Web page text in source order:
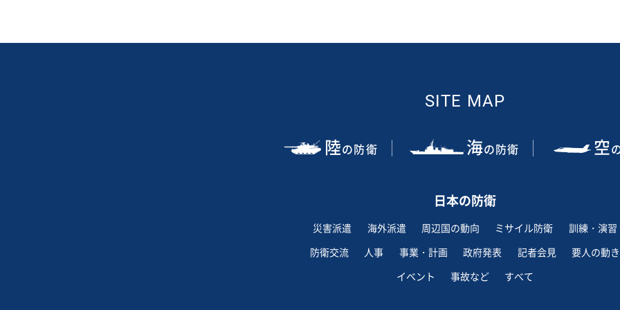
SITE MAP
陸の防衛 海の防衛 空
日本の防衛
災害派遣 海外派遣 周辺国の動向 ミサイル防衛
訓練・演習
防衛交流
人事 事業・計画 政府発表 記者会見
要人の動き
イベント
事故など すべて